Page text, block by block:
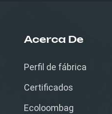
Acerca De
Perfil de fábrica
Certificados
Ecoloombag